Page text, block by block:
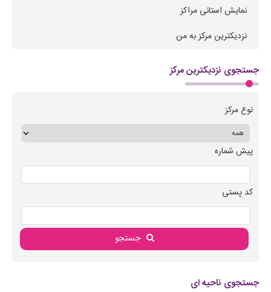
نمایش استانی مراکز
نزدیکترین مرکز به من
جستجوی نزدیکترین مرکز
نوع مرکز
پیش شماره
کد پستی
جستجو
جستجوی ناحیه ای